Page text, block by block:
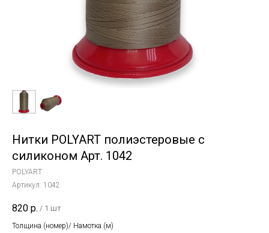
Нитки POLYART полиэстеровые с
силиконом Арт. 1042
POLYART
Артикул: 1042
820 р. / 1 шт
Толщина (номер)/ Намотка (м)